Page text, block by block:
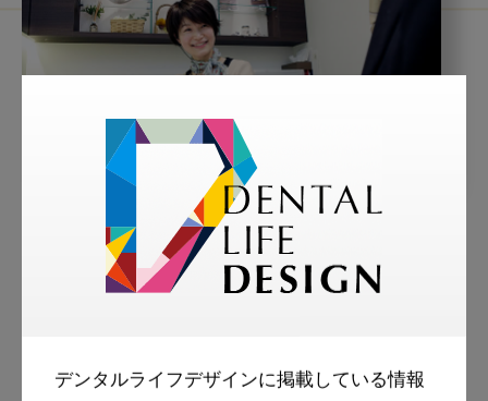
デンタルライフデザインに掲載している情報
2019・1・15 医院経営
クリニカルコーディネーターが
もたらすメリットとはいちき歯
いちき歯科